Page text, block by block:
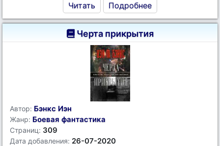
Читать Подробнее
Черта прикрытия
Автор: Бэнкс Иэн
Жанр: Боевая фантастика
Страниц: 309
Дата добавления: 26-07-2020